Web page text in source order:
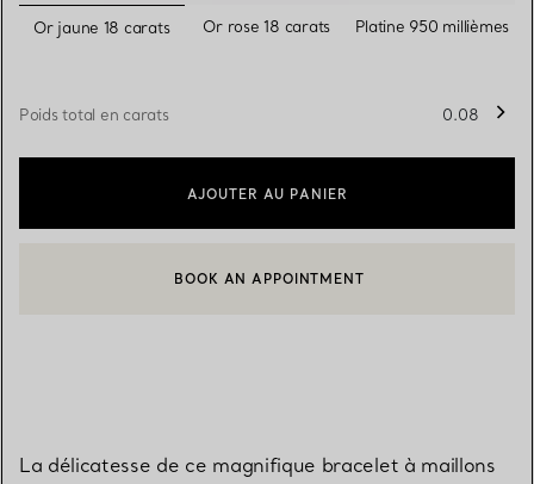
sélectionnés
Or jaune 18 carats Or rose 18 carats Platine 950 millièmes
Poids total en carats 0.08
AJOUTER AU PANIER
CONTACTER UN CONSEILLER CLIENT OU PRENDRE RENDEZ-
BOOK AN APPOINTMENT
La délicatesse de ce magnifique bracelet à maillons